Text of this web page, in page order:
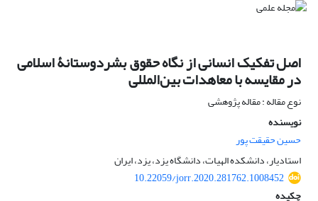
اصل تفکیک انسانی از نگاه حقوق بشردوستانۀ اسلامی
در مقایسه با معاهدات بین‌المللی
نوع مقاله : مقاله پژوهشی
نویسنده
حسین حقیقت پور
استادیار، دانشکده الهیات، دانشگاه یزد، یزد، ایران
10.22059/jorr.2020.281762.1008452
چکیده